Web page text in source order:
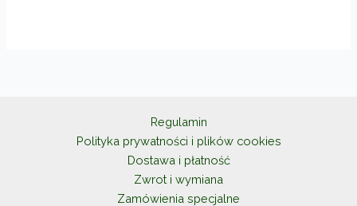
Regulamin
Polityka prywatności i plików cookies
Dostawa i płatność
Zwrot i wymiana
Zamówienia specjalne